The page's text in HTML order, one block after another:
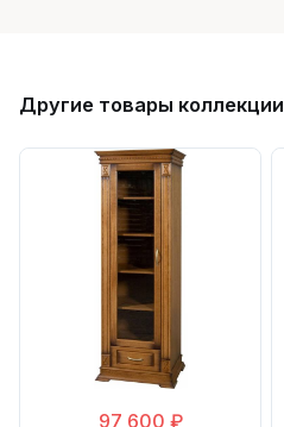
Другие товары коллекции
97 600 ₽